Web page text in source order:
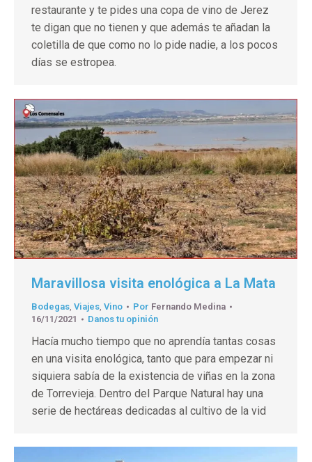
restaurante y te pides una copa de vino de Jerez
te digan que no tienen y que además te añadan la
coletilla de que como no lo pide nadie, a los pocos
días se estropea.
Maravillosa visita enológica a La Mata
Bodegas Viajes Vino Por Fernando Medina
16/11/2021
Danos tu opinión
Hacía mucho tiempo que no aprendía tantas cosas
en una visita enológica, tanto que para empezar ni
siquiera sabía de la existencia de viñas en la zona
de Torrevieja. Dentro del Parque Natural hay una
serie de hectáreas dedicadas al cultivo de la vid